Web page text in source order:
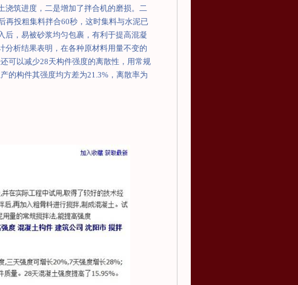
筑进度，二是增加了拌合机的磨损。 二
再投粗集料拌合60秒，这时集料与水泥已
后，易被砂浆均匀包裹，有利于提高混凝
分析结果表明，在各种原材料用量不变的
可以减少28天构件强度的离散性，用常规
的构件其强度均方差为21.3% ，离散率为